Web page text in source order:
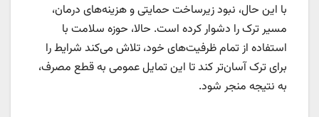
با این حال، نبود زیرساخت حمایتی و هزینه‌های درمان،
مسیر ترک را دشوار کرده است. حالا، حوزه سلامت با
استفاده از تمام ظرفیت‌های خود، تلاش می‌کند شرایط را
برای ترک آسان‌تر کند تا این تمایل عمومی به قطع مصرف،
به نتیجه منجر شود.